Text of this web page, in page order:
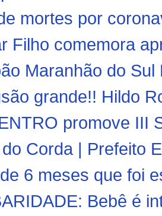
mortes por
Filho comemora
Maranhão do
grande!! Hildo
promove III
Corda | Prefeito
6 meses que foi
Bebê é